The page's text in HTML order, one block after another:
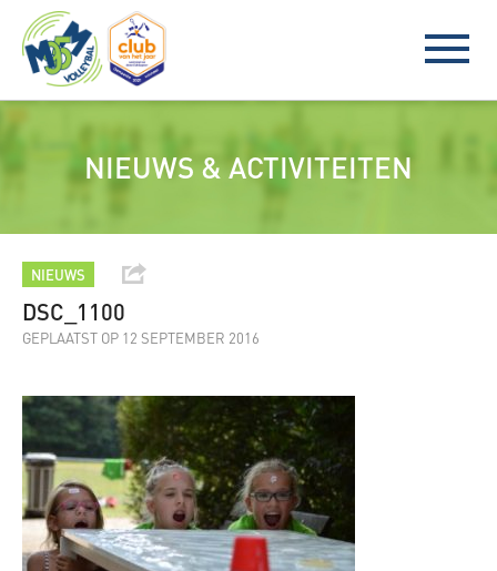
NIEUWS & ACTIVITEITEN
NIEUWS
DSC_1100
GEPLAATST OP 12 SEPTEMBER 2016